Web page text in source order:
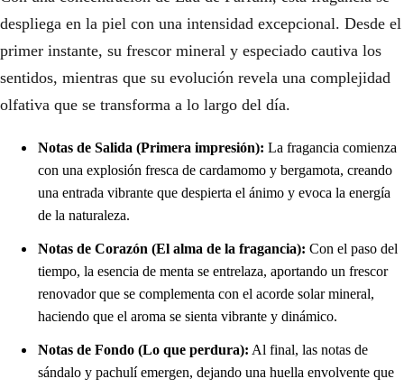
despliega en la piel con una intensidad excepcional. Desde el
primer instante, su frescor mineral y especiado cautiva los
sentidos, mientras que su evolución revela una complejidad
olfativa que se transforma a lo largo del día.
Notas de Salida (Primera impresión): La fragancia comienza
con una explosión fresca de cardamomo y bergamota, creando
una entrada vibrante que despierta el ánimo y evoca la energía
de la naturaleza.
Notas de Corazón (El alma de la fragancia): Con el paso del
tiempo, la esencia de menta se entrelaza, aportando un frescor
renovador que se complementa con el acorde solar mineral,
haciendo que el aroma se sienta vibrante y dinámico.
Notas de Fondo (Lo que perdura): Al final, las notas de
sándalo y pachulí emergen, dejando una huella envolvente que